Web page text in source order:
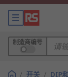
制造商编号
/ 开关 / DIP